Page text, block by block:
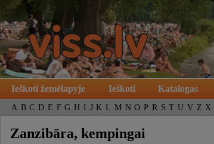
Ieškoti žemėlapyje Ieškoti Katalogas
A B C D E F G H I J K L M N O P R S T U V Z X
Zanzibāra, kempingai